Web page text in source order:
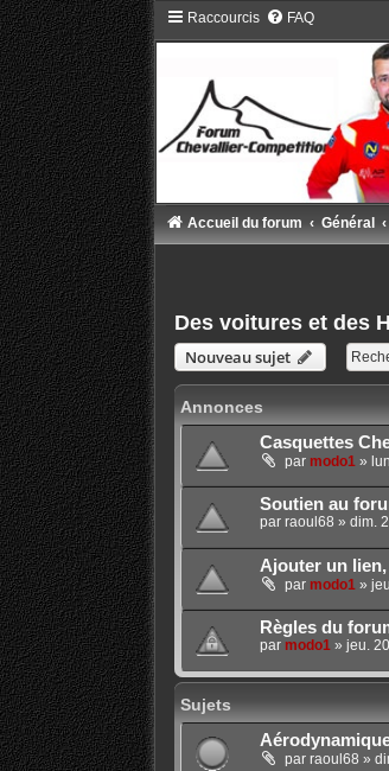
Raccourcis FAQ
Accueil du forum Général
Des voitures et des
Nouveau sujet
Annonces
Casquettes
par modo1»
Soutien au
par raoul68 » dim.
Ajouter un lien,
par modo1»
Règles du
par modo1» jeu.
Sujets
par raoul68 »